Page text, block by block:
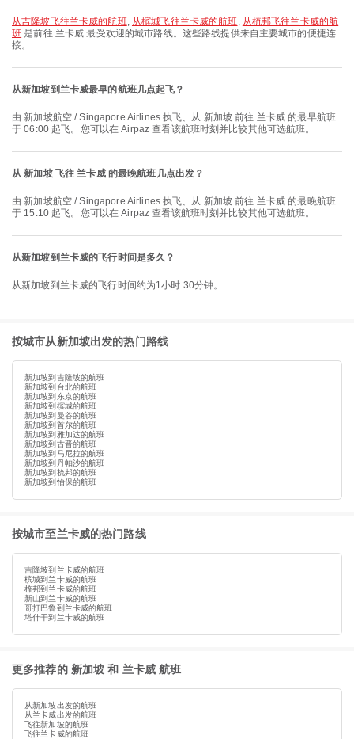
从吉隆坡飞往兰卡威的航班, 从槟城飞往兰卡威的航班, 从梳邦飞往兰卡威的航
班 是前往 兰卡威 最受欢迎的城市路线。这些路线提供来自主要城市的便捷连
接。
从新加坡到兰卡威最早的航班几点起飞？
由 新加坡航空 / Singapore Airlines 执飞、从 新加坡 前往 兰卡威 的最早航班
于 06:00 起飞。您可以在 Airpaz 查看该航班时刻并比较其他可选航班。
从 新加坡 飞往 兰卡威 的最晚航班几点出发？
由 新加坡航空 / Singapore Airlines 执飞、从 新加坡 前往 兰卡威 的最晚航班
于 15:10 起飞。您可以在 Airpaz 查看该航班时刻并比较其他可选航班。
从新加坡到兰卡威的飞行时间是多久？
从新加坡到兰卡威的飞行时间约为1小时 30分钟。
按城市从新加坡出发的热门路线
新加坡到吉隆坡的航班
新加坡到台北的航班
新加坡到东京的航班
新加坡到槟城的航班
新加坡到曼谷的航班
新加坡到首尔的航班
新加坡到雅加达的航班
新加坡到古晋的航班
新加坡到马尼拉的航班
新加坡到丹帕沙的航班
新加坡到梳邦的航班
新加坡到怡保的航班
按城市至兰卡威的热门路线
吉隆坡到兰卡威的航班
槟城到兰卡威的航班
梳邦到兰卡威的航班
新山到兰卡威的航班
哥打巴鲁到兰卡威的航班
塔什干到兰卡威的航班
更多推荐的 新加坡 和 兰卡威 航班
从新加坡出发的航班
从兰卡威出发的航班
飞往新加坡的航班
飞往兰卡威的航班